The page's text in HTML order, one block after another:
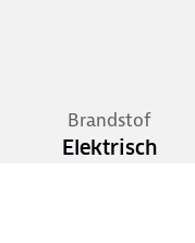
Brandstof
Elektrisch